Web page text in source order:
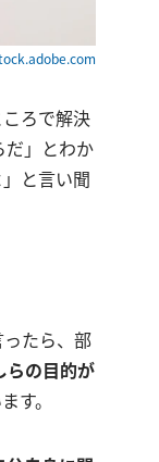
ろで解決
だ」とわか
と言い聞
たら、部
らの目的が
す。